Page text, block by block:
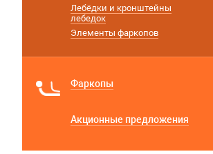
Лебёдки и кронштейны
лебедок
Элементы фаркопов
Фаркопы
Акционные предложения